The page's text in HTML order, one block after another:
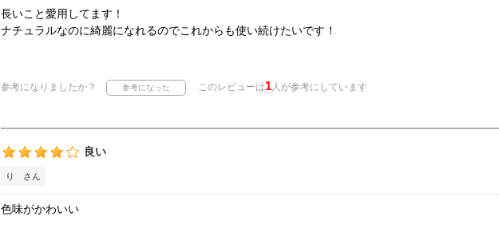
長いこと愛用してます！
ナチュラルなのに綺麗になれるのでこれからも使い続けたいです！
参考になりましたか？ このレビューは1人が参考にしています
良い
り さん
色味がかわいい